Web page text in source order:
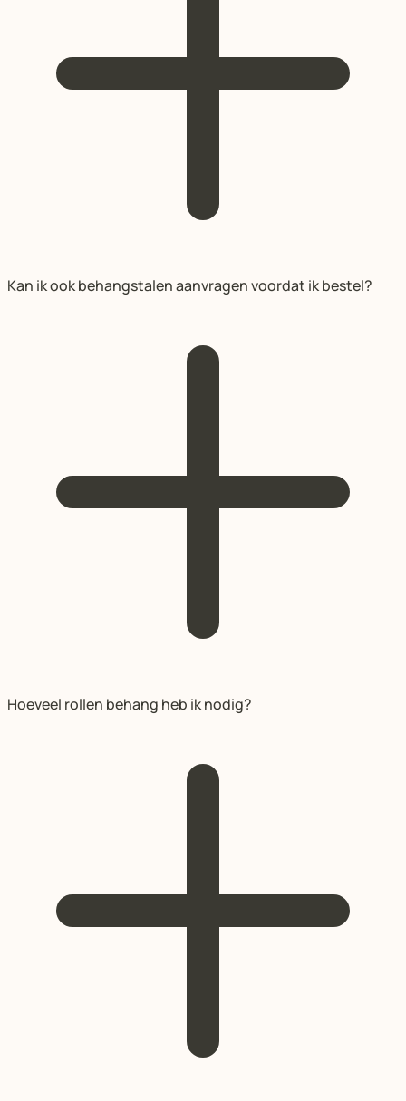
Kan ik ook behangstalen aanvragen voordat ik bestel?
Hoeveel rollen behang heb ik nodig?